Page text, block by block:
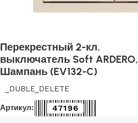
Перекрестный 2-кл.
выключатель Soft ARDERO,
Шампань (EV132-C)
_DUBLE_DELETE
Артикул: 47196